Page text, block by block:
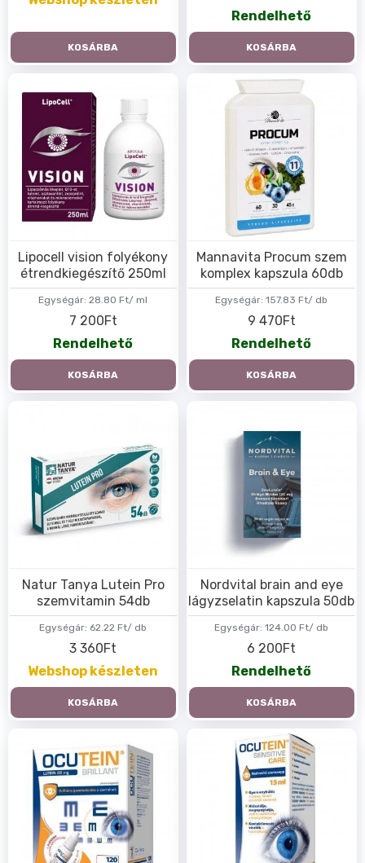
KOSÁRBA
Rendelhető
KOSÁRBA
Egységár: 28.80 Ft/ ml
Lipocell vision folyékony
étrendkiegészítő 250ml
7 200Ft
Rendelhető
KOSÁRBA
Egységár: 157.83 Ft/ db
Mannavita Procum szem
komplex kapszula 60db
9 470Ft
Rendelhető
KOSÁRBA
Egységár: 62.22 Ft/ db
Natur Tanya Lutein Pro
szemvitamin 54db
3 360Ft
Webshop készleten
KOSÁRBA
Egységár: 124.00 Ft/ db
Nordvital brain and eye
lágyzselatin kapszula 50db
6 200Ft
Rendelhető
KOSÁRBA